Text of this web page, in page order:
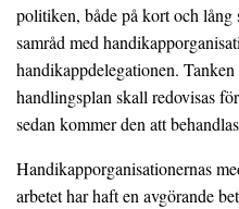
politiken, både på kort och lång
samråd med
handikappdelegationen.
handlingsplan skall redovisas
sedan kommer den att
Handikapporganisationernas
arbetet har haft en avgörande